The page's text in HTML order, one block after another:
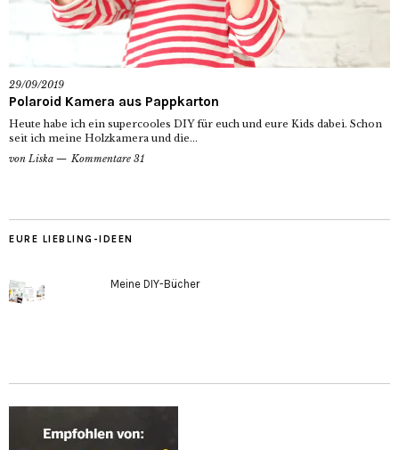
29/09/2019
Polaroid Kamera aus Pappkarton
Heute habe ich ein supercooles DIY für euch und eure Kids dabei. Schon
seit ich meine Holzkamera und die...
von Liska Kommentare 31
EURE LIEBLING-IDEEN
Meine DIY-Bücher